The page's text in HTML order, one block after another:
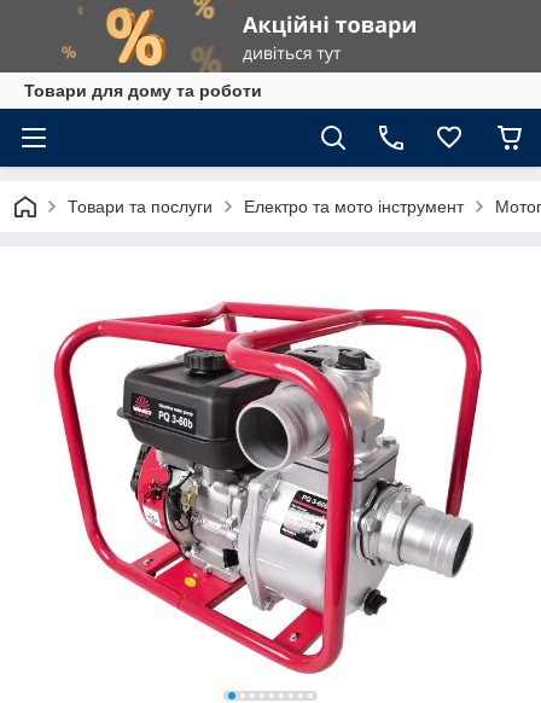
Товари для дому та роботи
Товари та послуги Електро та мото інструмент